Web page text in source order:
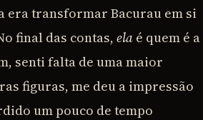
era transformar Bacurau em si
final das contas, ela é quem é a
senti falta de uma maior
figuras, me deu a impressão
um pouco de tempo